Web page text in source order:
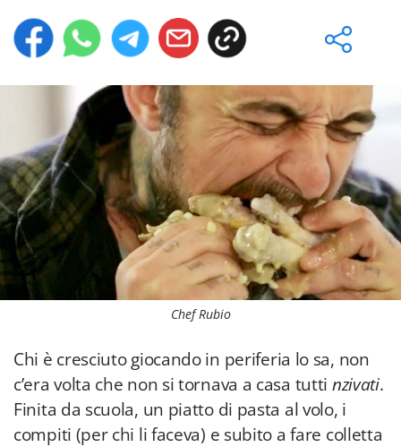
Chef Rubio
Chi è cresciuto giocando in periferia lo sa, non
c’era volta che non si tornava a casa tutti nzivati.
Finita da scuola, un piatto di pasta al volo, i
compiti (per chi li faceva) e subito a fare colletta